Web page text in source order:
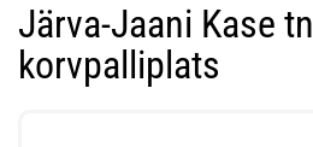
Järva-Jaani Kase tn
korvpalliplats